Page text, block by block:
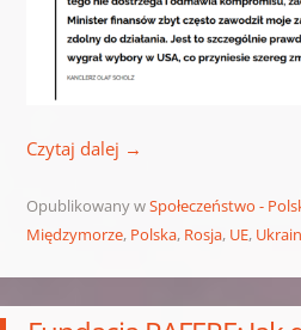
Czytaj dalej →
Opublikowany wSpołeczeństwo -
Międzymorze, Polska, Rosja, UE,